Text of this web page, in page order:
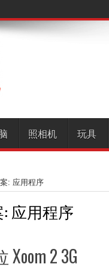
照相机 玩具
: 应用程序
应用程序
2 3G